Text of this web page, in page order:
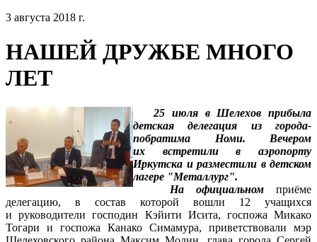
3 августа 2018 г.
НАШЕЙ ДРУЖБЕ МНОГО
ЛЕТ
25 июля в Шелехов прибыла
детская делегация из города-
побратима Номи. Вечером
их встретили в аэропорту
Иркутска и разместили в детском
лагере "Металлург".
На официальномприёме
делегацию, в состав которой вошли 12 учащихся
и руководители господин Кэйити Исита, госпожа Микако
Тогари и госпожа Канако Симамура, приветствовали мэр